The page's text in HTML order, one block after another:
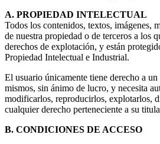
A. PROPIEDAD INTELECTUAL
Todos los contenidos, textos, imágenes,
de nuestra propiedad o de terceros a los
derechos de explotación, y están
Propiedad Intelectual e Industrial.
El usuario únicamente tiene derecho a
mismos, sin ánimo de lucro, y necesita
modificarlos, reproducirlos, explotarlos,
cualquier derecho perteneciente a su
B. CONDICIONES DE ACCESO